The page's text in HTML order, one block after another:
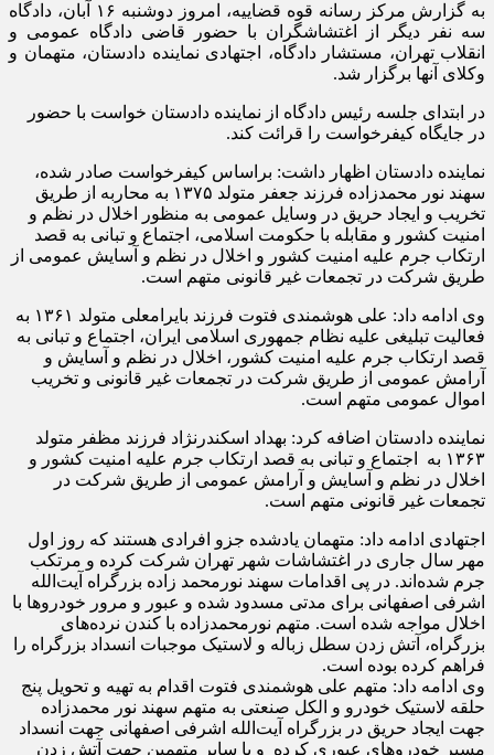
به گزارش مرکز رسانه قوه قضاییه، امروز دوشنبه ۱۶ آبان، دادگاه
سه نفر دیگر از اغتشاشگران با حضور قاضی دادگاه عمومی و
انقلاب تهران، مستشار دادگاه، اجتهادی نماینده دادستان، متهمان و
وکلای آنها برگزار شد.
در ابتدای جلسه رئیس دادگاه از نماینده دادستان خواست با حضور
در جایگاه کیفرخواست را قرائت کند.
نماینده دادستان اظهار داشت: براساس کیفرخواست صادر شده،
سهند نور محمدزاده فرزند جعفر متولد ۱۳۷۵ به محاربه از طریق
تخریب و ایجاد حریق در وسایل عمومی به منظور اخلال در نظم و
امنیت کشور و مقابله با حکومت اسلامی، اجتماع و تبانی به قصد
ارتکاب جرم علیه امنیت کشور و اخلال در نظم و آسایش عمومی از
طریق شرکت در تجمعات غیر قانونی متهم است.
وی ادامه داد: علی هوشمندی فتوت فرزند بایرامعلی متولد ۱۳۶۱ به
فعالیت تبلیغی علیه نظام جمهوری اسلامی ایران، اجتماع و تبانی به
قصد ارتکاب جرم علیه امنیت کشور، اخلال در نظم و آسایش و
آرامش عمومی از طریق شرکت در تجمعات غیر قانونی و تخریب
اموال عمومی متهم است.
نماینده دادستان اضافه کرد: بهداد اسکندرنژاد فرزند مظفر متولد
۱۳۶۳ به اجتماع و تبانی به قصد ارتکاب جرم علیه امنیت کشور و
اخلال در نظم و آسایش و آرامش عمومی از طریق شرکت در
تجمعات غیر قانونی متهم است.
اجتهادی ادامه داد: متهمان یادشده جزو افرادی هستند که روز اول
مهر سال جاری در اغتشاشات شهر تهران شرکت کرده و مرتکب
جرم شده‌اند. در پی اقدامات سهند نورمحمد زاده بزرگراه آیت‌الله
اشرفی اصفهانی برای مدتی مسدود شده و عبور و مرور خودروها با
اخلال مواجه شده است. متهم نورمحمدزاده با کندن نرده‌های
بزرگراه، آتش زدن سطل زباله و لاستیک موجبات انسداد بزرگراه را
فراهم کرده بوده است.
وی ادامه داد: متهم علی هوشمندی فتوت اقدام به تهیه و تحویل پنج
حلقه لاستیک خودرو و الکل صنعتی به متهم سهند نور محمدزاده
جهت ایجاد حریق در بزرگراه آیت‌الله اشرفی اصفهانی جهت انسداد
مسیر خودروهای عبوری کرده و با سایر متهمین جهت آتش زدن